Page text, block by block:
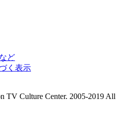
ど
く表示
TV Culture Center. 2005-2019 All